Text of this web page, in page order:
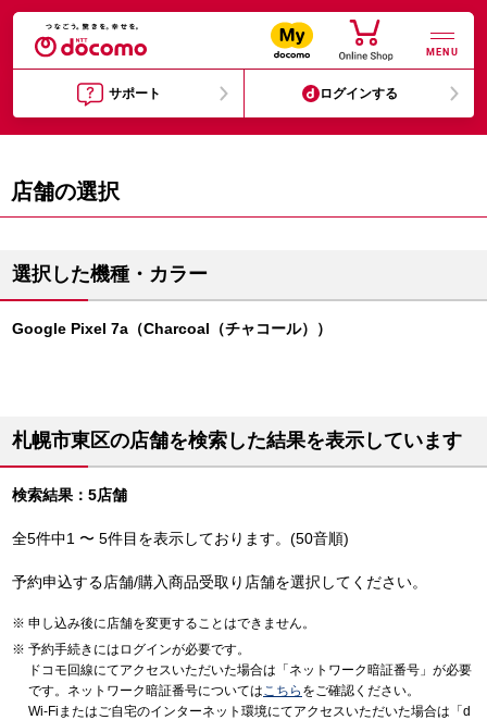
MENU
サポート ログインする
店舗の選択
選択した機種・カラー
Google Pixel 7a（Charcoal（チャコール））
札幌市東区の店舗を検索した結果を表示しています
検索結果：5店舗
全5件中1 〜 5件目を表示しております。(50音順)
予約申込する店舗/購入商品受取り店舗を選択してください。
申し込み後に店舗を変更することはできません。
予約手続きにはログインが必要です。
ドコモ回線にてアクセスいただいた場合は「ネットワーク暗証番号」が必要
です。ネットワーク暗証番号についてはこちら をご確認ください。
Wi-Fiまたはご自宅のインターネット環境にてアクセスいただいた場合は「d